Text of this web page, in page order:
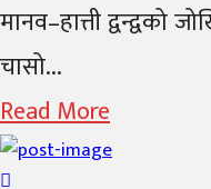
मानव–हात्ती द्वन्द्वको
चासो...
Read More